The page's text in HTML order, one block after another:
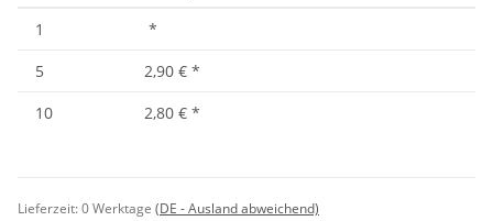
1
*
5
2,90 € *
10
2,80 € *
Lieferzeit:0 Werktage (DE - Ausland abweichend)